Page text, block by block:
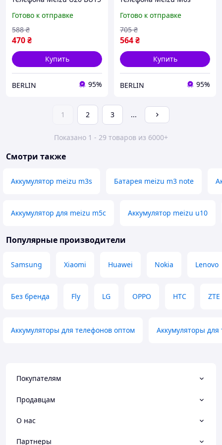
батарея Li-pol 3200 мАч
AAAA no LOGO berlin
Готово к отправке
470₴
588 ₴
Купить
BERLIN 95%
аккумуляторная батарея
Li-pol 2930 мАч Yoki berlin
Готово к отправке
564₴
705 ₴
Купить
BERLIN 95%
1 2 3 ...
Показано 1 - 29 товаров из 6000+
Смотри также
Аккумулятор meizu m3s Батарея meizu m3 note
Аккумулятор для meizu m5c Аккумулятор meizu u10
Популярные производители
Samsung Xiaomi Huawei Nokia Lenovo
Без бренда Fly LG OPPO HTC ZTE
Аккумуляторы для телефонов оптом Аккумуляторы для
Покупателям
Продавцам
О нас
Партнеры